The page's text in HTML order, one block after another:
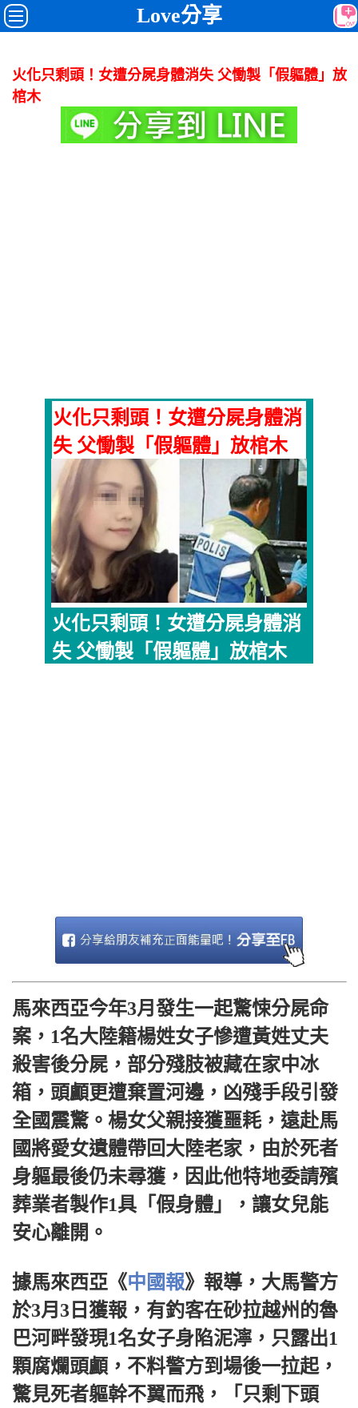
Love分享
火化只剩頭！女遭分屍身體消失 父慟製「假軀體」放
棺木
火化只剩頭！女遭分屍身體消
失 父慟製「假軀體」放棺木
火化只剩頭！女遭分屍身體消
失 父慟製「假軀體」放棺木
馬來西亞今年3月發生一起驚悚分屍命
案，1名大陸籍楊姓女子慘遭黃姓丈夫
殺害後分屍，部分殘肢被藏在家中冰
箱，頭顱更遭棄置河邊，凶殘手段引發
全國震驚。楊女父親接獲噩耗，遠赴馬
國將愛女遺體帶回大陸老家，由於死者
身軀最後仍未尋獲，因此他特地委請殯
葬業者製作1具「假身體」，讓女兒能
安心離開。
據馬來西亞《中國報》報導，大馬警方
於3月3日獲報，有釣客在砂拉越州的魯
巴河畔發現1名女子身陷泥濘，只露出1
顆腐爛頭顱，不料警方到場後一拉起，
驚見死者軀幹不翼而飛，「只剩下頭